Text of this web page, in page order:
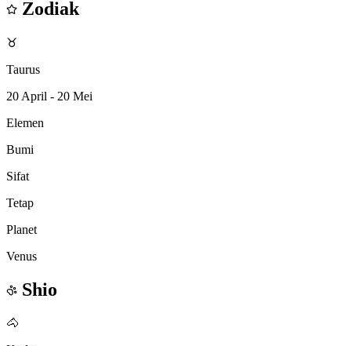
Zodiak
♉
Taurus
20 April - 20 Mei
Elemen
Bumi
Sifat
Tetap
Planet
Venus
Shio
🐴